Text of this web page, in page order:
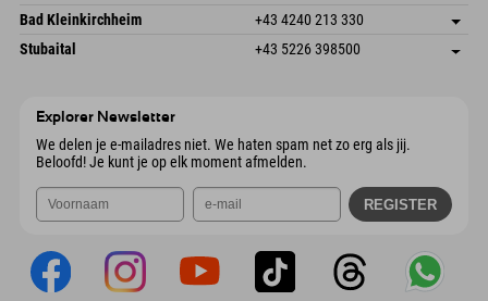
Oostenrijk
Booking
Gscheat 14
6441 Umhausen
Oostenrijk
Adres opslaan
Aankomstinformatie
Booking
Bad Kleinkirchheim +43 4240 213 330
Dorfstraße 24
Adres opslaan
Stubaital +43 5226 398500
Explorer Newsletter
We delen je e-mailadres niet. We haten spam net zo erg als jij.
Beloofd! Je kunt je op elk moment afmelden.